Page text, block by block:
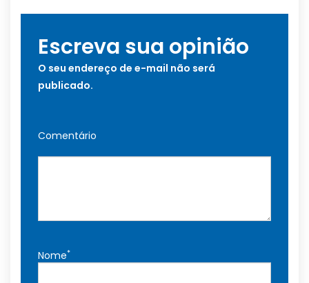
Escreva sua opinião
O seu endereço de e-mail não será
publicado.
Comentário
Nome*